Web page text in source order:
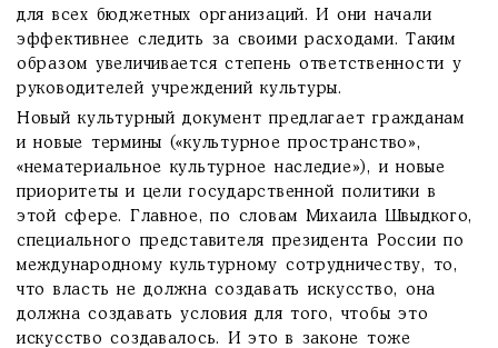
для всех бюджетных организаций. И они начали
эффективнее следить за своими расходами. Таким
образом увеличивается степень ответственности у
руководителей учреждений культуры.
Новый культурный документ предлагает гражданам
и новые термины («культурное пространство»,
«нематериальное культурное наследие»), и новые
приоритеты и цели государственной политики в
этой сфере. Главное, по словам Михаила Швыдкого,
специального представителя президента России по
международному культурному сотрудничеству, то,
что власть не должна создавать искусство, она
должна создавать условия для того, чтобы это
искусство создавалось. И это в законе тоже